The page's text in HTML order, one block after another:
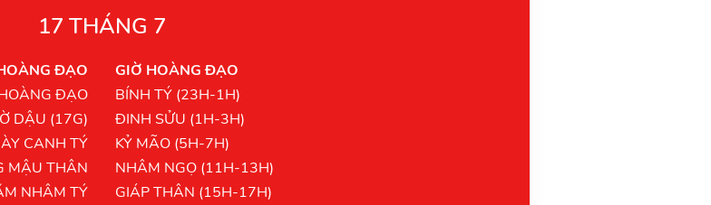
17 THÁNG 7
ĐẠO
ĐẠO
DẬU (17G)
CANH TÝ
MẬU THÂN
NHÂM TÝ
GIỜ HOÀNG ĐẠO
BÍNH TÝ (23H-1H)
ĐINH SỬU (1H-3H)
KỶ MÃO (5H-7H)
NHÂM NGỌ (11H-13H)
GIÁP THÂN (15H-17H)